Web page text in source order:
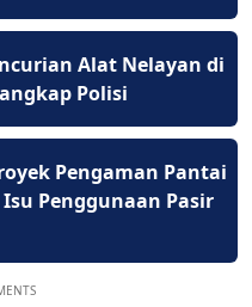
Alat Nelayan di
Polisi
Pengaman Pantai
Penggunaan Pasir